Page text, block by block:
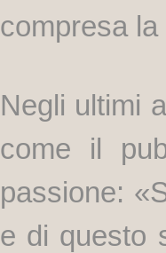
compresa
Negli ultimi
come il
passione:
e di questo